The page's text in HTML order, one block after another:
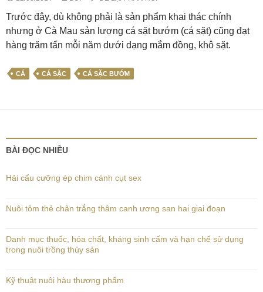
Trước đây, dù không phải là sản phẩm khai thác chính
nhưng ở Cà Mau sản lượng cá sặt bướm (cá sặt) cũng đạt
hàng trăm tấn mỗi năm dưới dạng mắm đồng, khô sặt.
CÁ CÁ SẶC CÁ SẶC BƯỚM
BÀI ĐỌC NHIỀU
Hải cẩu cưỡng ép chim cánh cụt sex
Nuôi tôm thẻ chân trắng thâm canh ương san hai giai đoạn
Danh mục thuốc, hóa chất, kháng sinh cấm và hạn chế sử dụng
trong nuôi trồng thủy sản
Kỹ thuật nuôi hàu thương phẩm